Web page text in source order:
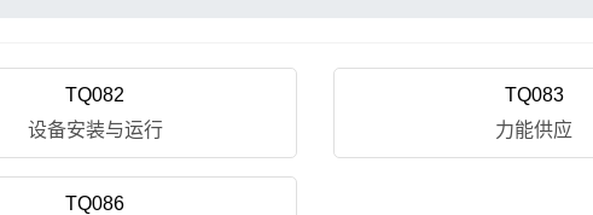
TQ082
设备安装与运行
TQ083
力能供应
TQ086